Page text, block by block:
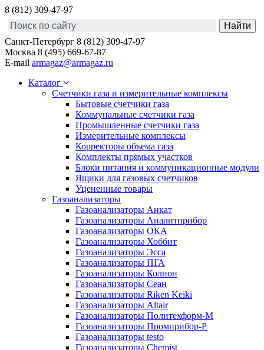
8 (812) 309-47-97
Санкт-Петербург 8 (812) 309-47-97
Москва 8 (495) 669-67-87
E-mail armagaz@armagaz.ru
Каталог
Счетчики газа и измерительные комплексы
Бытовые счетчики газа
Коммунальные счетчики газа
Промышленные счетчики газа
Измерительные комплексы
Корректоры объема газа
Комплекты прямых участков
Блоки питания и коммуникационные модули
Ящики для газовых счетчиков
Уцененные товары
Газоанализаторы
Газоанализаторы Анкат
Газоанализаторы Аналитприбор
Газоанализаторы ОКА
Газоанализаторы Хоббит
Газоанализаторы Эсса
Газоанализаторы ПГА
Газоанализаторы Колион
Газоанализаторы Сеан
Газоанализаторы Riken Keiki
Газоанализаторы Altair
Газоанализаторы Политехформ-М
Газоанализаторы Промприбор-Р
Газоанализаторы testo
Газоанализаторы Chemist